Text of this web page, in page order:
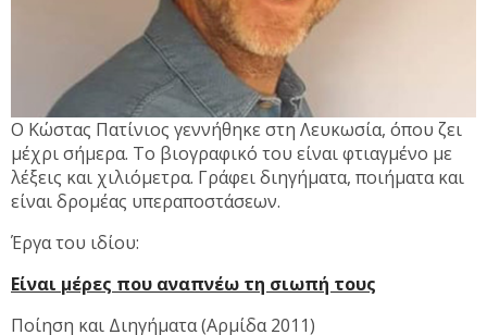
Ο Κώστας Πατίνιος γεννήθηκε στη Λευκωσία, όπου ζει
μέχρι σήμερα. Το βιογραφικό του είναι φτιαγμένο με
λέξεις και χιλιόμετρα. Γράφει διηγήματα, ποιήματα και
είναι δρομέας υπεραποστάσεων.
Έργα του ιδίου:
Είναι μέρες που αναπνέω τη σιωπή τους
Ποίηση και Διηγήματα (Αρμίδα 2011)